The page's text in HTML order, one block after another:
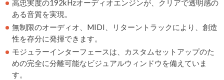
高忠実度の192kHzオーディオエンジンが、クリアで透明感の
ある音質を実現。
無制限のオーディオ、MIDI、リターントラックにより、創造
性を存分に発揮できます。
モジュラーインターフェースは、カスタムセットアップのた
めの完全に分離可能なビジュアルウィンドウを備えていま
す。